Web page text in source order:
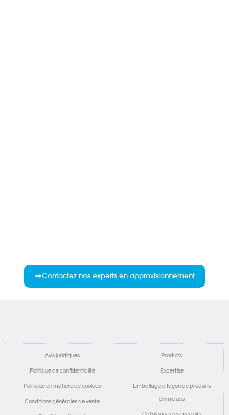
Contactez nos experts en approvisionnement
Avis juridiques
Politique de confidentialité
Politique en matière de cookies
Conditions générales de vente
Produits
Expertise
Emballage à façon de produits
chimiques